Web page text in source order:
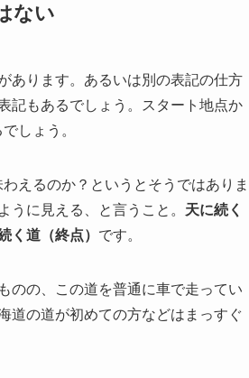
ない
あります。あるいは別の表記の仕方
記もあるでしょう。スタート地点か
しょう。
えるのか？というとそうではありま
うに見える、と言うこと。 天に続く
く道（終点） です。
のの、この道を普通に車で走ってい
道の道が初めての方などはまっすぐ